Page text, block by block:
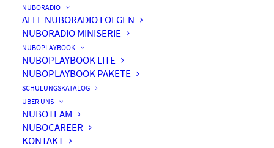
NUBORADIO
ALLE NUBORADIO FOLGEN
NUBORADIO MINISERIE
NUBOPLAYBOOK
NUBOPLAYBOOK LITE
NUBOPLAYBOOK PAKETE
SCHULUNGSKATALOG
ÜBER UNS
NUBOTEAM
NUBOCAREER
KONTAKT
#008 – Der Cloud-Worker